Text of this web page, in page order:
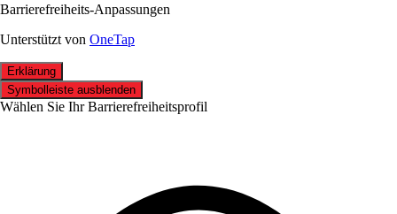
Barrierefreiheits-Anpassungen
Unterstützt von OneTap
Erklärung
Symbolleiste ausblenden
Wählen Sie Ihr Barrierefreiheitsprofil